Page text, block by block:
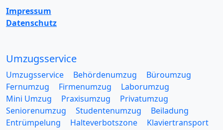
Impressum
Datenschutz
Umzugsservice
Umzugsservice Behördenumzug
Büroumzug
Fernumzug
Firmenumzug
Laborumzug
Mini Umzug
Praxisumzug
Privatumzug
Seniorenumzug
Studentenumzug
Beiladung
Entrümpelung
Halteverbotszone
Klaviertransport